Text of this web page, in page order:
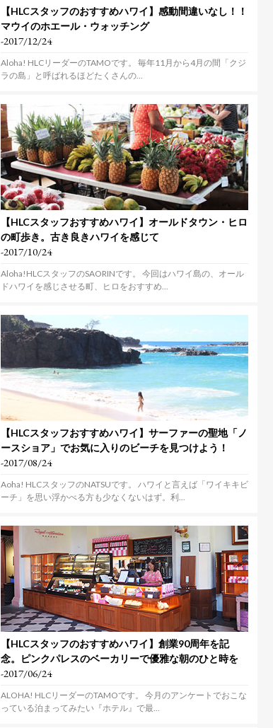
【HLCスタッフのおすすめハワイ】感動間違いなし！！
マウイのホエール・ウォッチング
-2017/12/24
Aloha! HLCリーダーのTAMOです。 毎年11月から4月の間「クジ
ラの島」と呼ばれるほどたくさんの...
【HLCスタッフおすすめハワイ】オールドタウン・ヒロ
の町歩き。古き良きハワイを感じて
-2017/10/24
Aloha!HLCスタッフのSAORINです。 今回はハワイ島の、オール
ドハワイを感じさせる町、ヒロをおすすめ...
【HLCスタッフおすすめハワイ】サーファーの聖地「ノ
ースショア」でお気に入りのビーチを見つけよう！
-2017/08/24
Aoha! HLCスタッフのNATSUです。 ハワイと言えば「ワイキキビ
ーチ」を思い浮かべる方も少なくないはず。利...
【HLCスタッフのおすすめハワイ】創業90周年を記
念。ピンクパレスのベーカリーで優雅な朝のひと時を
-2017/06/24
ALOHA! HLCリーダーのTAMOです。 今月のアンケートでおこな
っている泊まってみたい『ホテル』で最...